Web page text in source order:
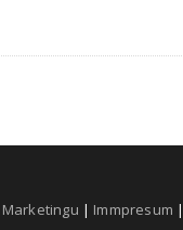
Marketingu | Immpresum |